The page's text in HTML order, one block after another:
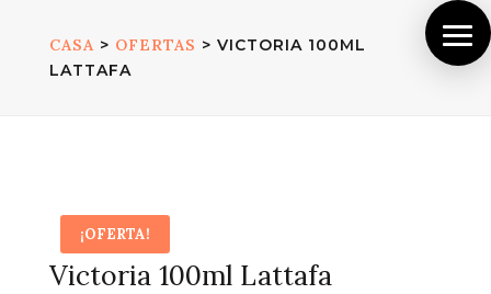
CASA > OFERTAS > VICTORIA 100ML
LATTAFA
¡OFERTA!
Victoria 100ml Lattafa